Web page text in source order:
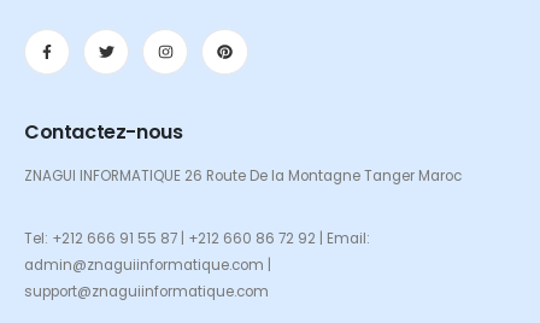
Contactez-nous
ZNAGUI INFORMATIQUE 26 Route De la Montagne Tanger Maroc
Tel: +212 666 91 55 87 | +212 660 86 72 92 | Email:
admin@znaguiinformatique.com |
support@znaguiinformatique.com